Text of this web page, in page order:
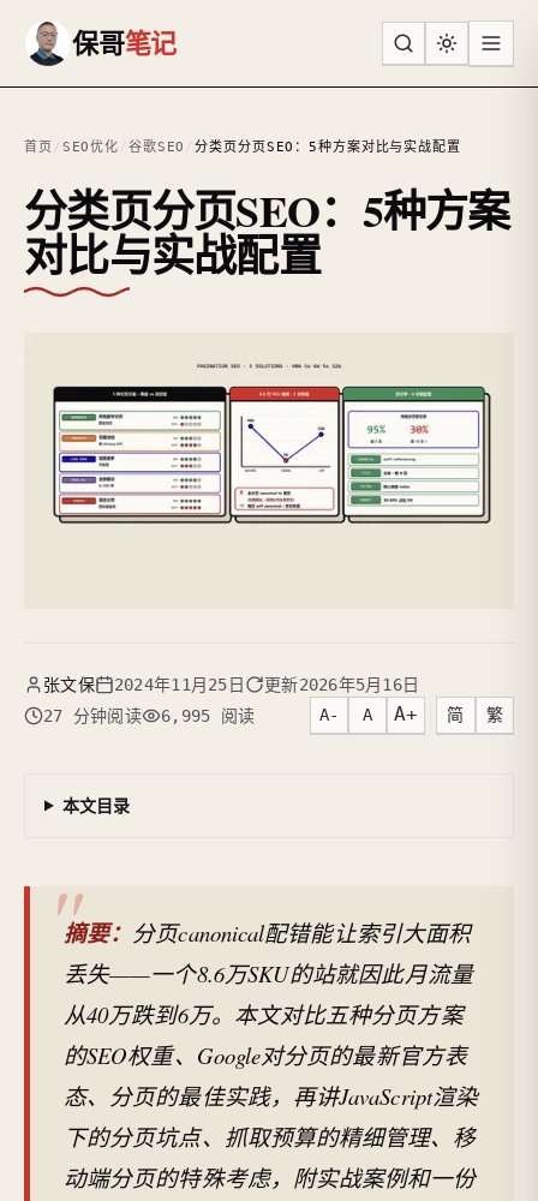
保哥笔记
首页/ SEO优化/ 谷歌SEO /分类页分页SEO：5种方案对比与实战配置
分类页分页SEO：5种方案
对比与实战配置
张文保 2024年11月25日 更新2026年5月16日
27 分钟阅读
6,995 阅读 A- A A+ 简 繁
本文目录
摘要： 分页canonical配错能让索引大面积
丢失——一个8.6万SKU的站就因此月流量
从40万跌到6万。本文对比五种分页方案
的SEO权重、Google对分页的最新官方表
态、分页的最佳实践，再讲JavaScript渲染
下的分页坑点、抓取预算的精细管理、移
动端分页的特殊考虑，附实战案例和一份